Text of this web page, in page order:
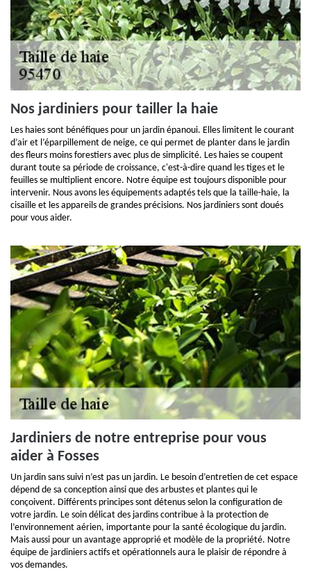
Nos jardiniers pour tailler la haie
Les haies sont bénéfiques pour un jardin épanoui. Elles limitent le courant
d’air et l’éparpillement de neige, ce qui permet de planter dans le jardin
des fleurs moins forestiers avec plus de simplicité. Les haies se coupent
durant toute sa période de croissance, c'est-à-dire quand les tiges et le
feuilles se multiplient encore. Notre équipe est toujours disponible pour
intervenir. Nous avons les équipements adaptés tels que la taille-haie, la
cisaille et les appareils de grandes précisions. Nos jardiniers sont doués
pour vous aider.
Jardiniers de notre entreprise pour vous
aider à Fosses
Un jardin sans suivi n’est pas un jardin. Le besoin d’entretien de cet espace
dépend de sa conception ainsi que des arbustes et plantes qui le
conçoivent. Différents principes sont détenus selon la configuration de
votre jardin. Le soin délicat des jardins contribue à la protection de
l’environnement aérien, importante pour la santé écologique du jardin.
Mais aussi pour un avantage approprié et modèle de la propriété. Notre
équipe de jardiniers actifs et opérationnels aura le plaisir de répondre à
vos demandes.